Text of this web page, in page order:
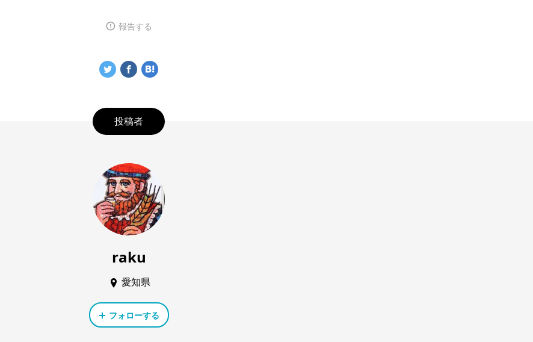
報告する
投稿者
raku
愛知県
フォローする